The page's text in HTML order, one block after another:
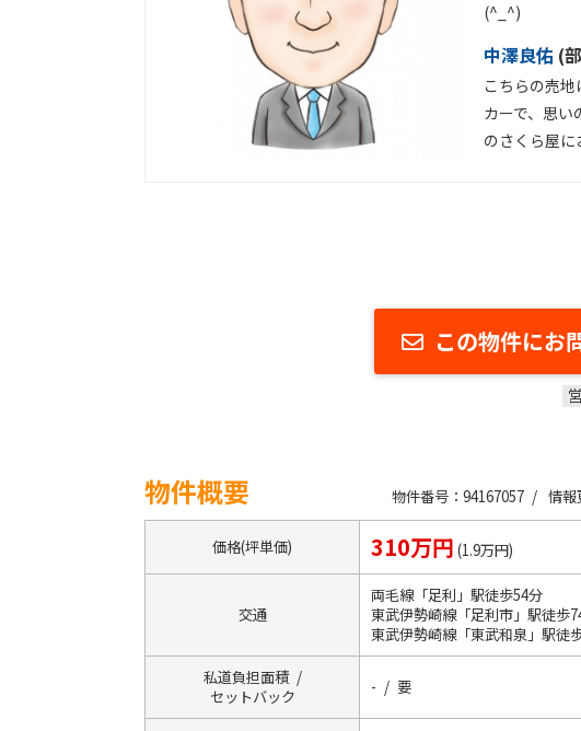
(^_^)
中澤良佑 (
こちらの売
カーで、思
のさくら屋
この物件にお
物件概要 物件番号：94167057 / 情報
価格(坪単価) 310万円 (1.9万円)
交通
両毛線「足利」駅徒歩54分
東武伊勢崎線「足利市」駅徒歩
東武伊勢崎線「東武和泉」駅徒
私道負担面積 /
セットバック
- / 要